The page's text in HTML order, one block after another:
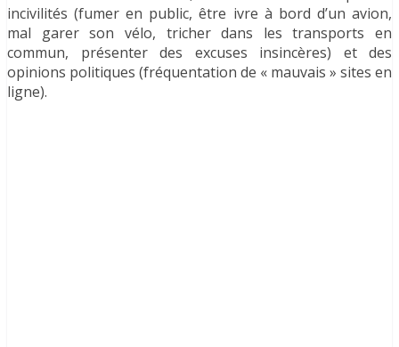
incivilités (fumer en public, être ivre à bord d’un avion,
mal garer son vélo, tricher dans les transports en
commun, présenter des excuses insincères) et des
opinions politiques (fréquentation de « mauvais » sites en
ligne).